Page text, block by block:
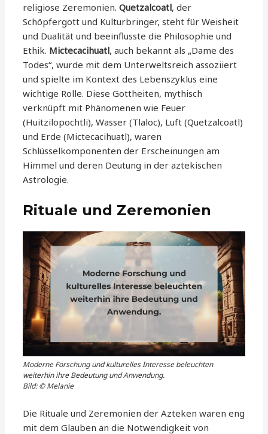
religiöse Zeremonien.Quetzalcoatl, der
Schöpfergott und Kulturbringer, steht für Weisheit
und Dualität und beeinflusste die Philosophie und
Ethik. Mictecacihuatl, auch bekannt als „Dame des
Todes“, wurde mit dem Unterweltsreich assoziiert
und spielte im Kontext des Lebenszyklus eine
wichtige Rolle. Diese Gottheiten, mythisch
verknüpft mit Phänomenen wie Feuer
(Huitzilopochtli), Wasser (Tlaloc), Luft (Quetzalcoatl)
und Erde (Mictecacihuatl), waren
Schlüsselkomponenten der Erscheinungen am
Himmel und deren Deutung in der aztekischen
Astrologie.
Rituale und Zeremonien
Moderne Forschung und kulturelles Interesse beleuchten
weiterhin ihre Bedeutung und Anwendung.
Bild: © Melanie
Die Rituale und Zeremonien der Azteken waren eng
mit dem Glauben an die Notwendigkeit von